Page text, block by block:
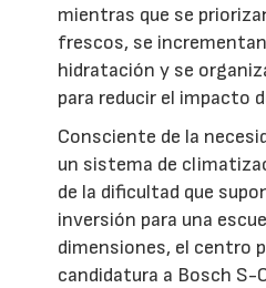
mientras que se
frescos, se
hidratación y se
para reducir el impacto
Consciente de la
un sistema de
de la dificultad que
inversión para una
dimensiones, el centro
candidatura a Bosch S-